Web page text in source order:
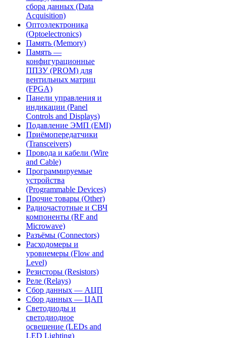
сбора данных (Data
Acquisition)
Оптоэлектроника
(Optoelectronics)
Память (Memory)
Память —
конфигурационные
ППЗУ (PROM) для
вентильных матриц
(FPGA)
Панели управления и
индикации (Panel
Controls and Displays)
Подавление ЭМП (EMI)
Приёмопередатчики
(Transceivers)
Провода и кабели (Wire
and Cable)
Программируемые
устройства
(Programmable Devices)
Прочие товары (Other)
Радиочастотные и СВЧ
компоненты (RF and
Microwave)
Разъёмы (Connectors)
Расходомеры и
уровнемеры (Flow and
Level)
Резисторы (Resistors)
Реле (Relays)
Сбор данных — АЦП
Сбор данных — ЦАП
Светодиоды и
светодиодное
освещение (LEDs and
LED Lighting)